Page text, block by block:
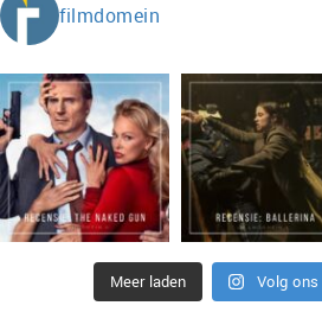
filmdomein
Meer laden Volg